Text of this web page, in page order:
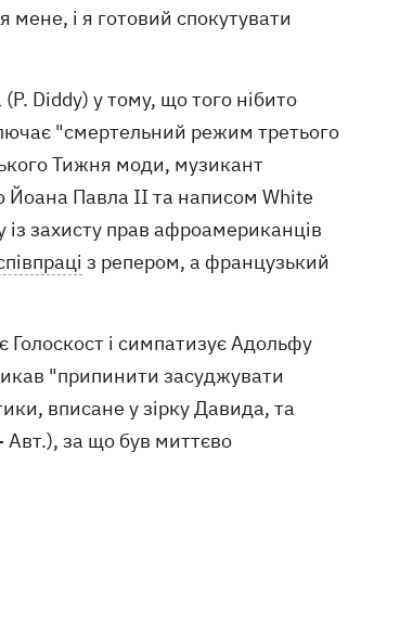
і я готовий спокутувати
Diddy) у тому, що того нібито
"смертельний режим третього
Тижня моди, музикант
Йоана Павла II та написом White
захисту прав афроамериканців
з репером, а французький
Голоскост і симпатизує Адольфу
"припинити засуджувати
вписане у зірку Давида, та
Авт.), за що був миттєво